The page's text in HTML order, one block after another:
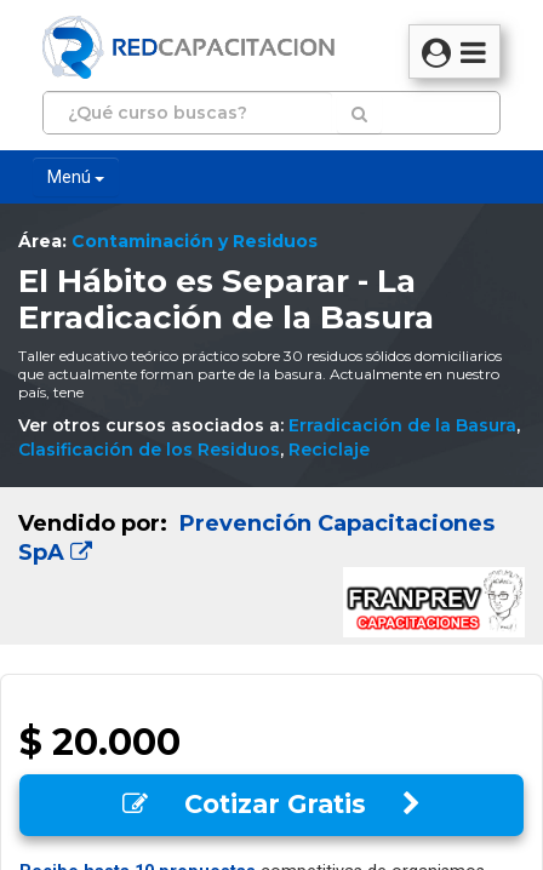
Menú
Área: Contaminación y Residuos
El Hábito es Separar - La
Erradicación de la Basura
Taller educativo teórico práctico sobre 30 residuos sólidos domiciliarios
que actualmente forman parte de la basura. Actualmente en nuestro
país, tene
Ver otros cursos asociados a: Erradicación de la Basura,
Clasificación de los Residuos, Reciclaje
Vendido por: Prevención Capacitaciones
SpA
$ 20.000
Cotizar Gratis